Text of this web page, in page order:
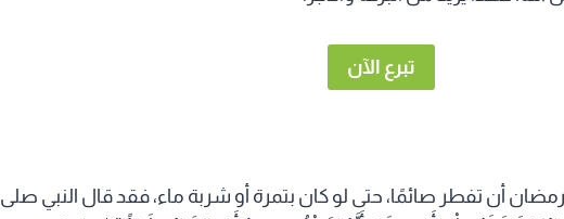
تبرع الآن
أن تفطر صائمًا، حتى لو كان بتمرة أو شربة ماء، فقد قال النبي صلى